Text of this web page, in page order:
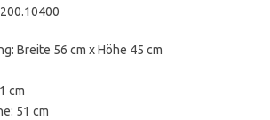
Breite 56 cm x Höhe 45 cm
cm
51 cm